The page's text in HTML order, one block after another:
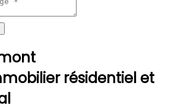
résidentiel et